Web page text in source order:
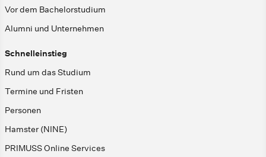
Vor dem Bachelorstudium
Alumni und Unternehmen
Schnelleinstieg
Rund um das Studium
Termine und Fristen
Personen
Hamster (NINE)
PRIMUSS Online Services